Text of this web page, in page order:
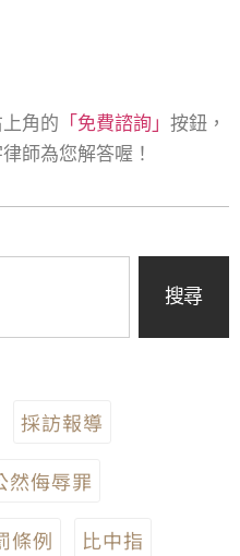
角的 「免費諮詢」 按鈕，
師為您解答喔！
搜尋
採訪報導
然侮辱罪
條例 比中指